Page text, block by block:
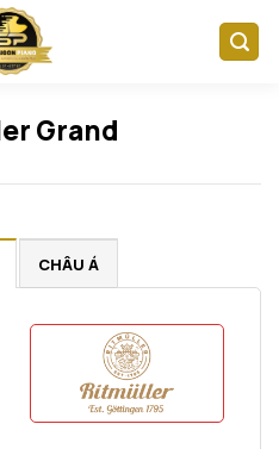
Grand
CHÂU Á